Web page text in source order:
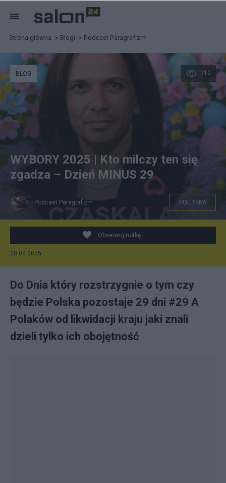
Strona główna Blogi Podcast Paragrafizm
GROK
310
BLOG
WYBORY 2025 | Kto milczy ten się
zgadza – Dzień MINUS 29
Podcast Paragrafizm POLITYKA
Obserwuj notkę
20.04.2025
Do Dnia który rozstrzygnie o tym czy
będzie Polska pozostaje 29 dni #29 A
Polaków od likwidacji kraju jaki znali
dzieli tylko ich obojętność